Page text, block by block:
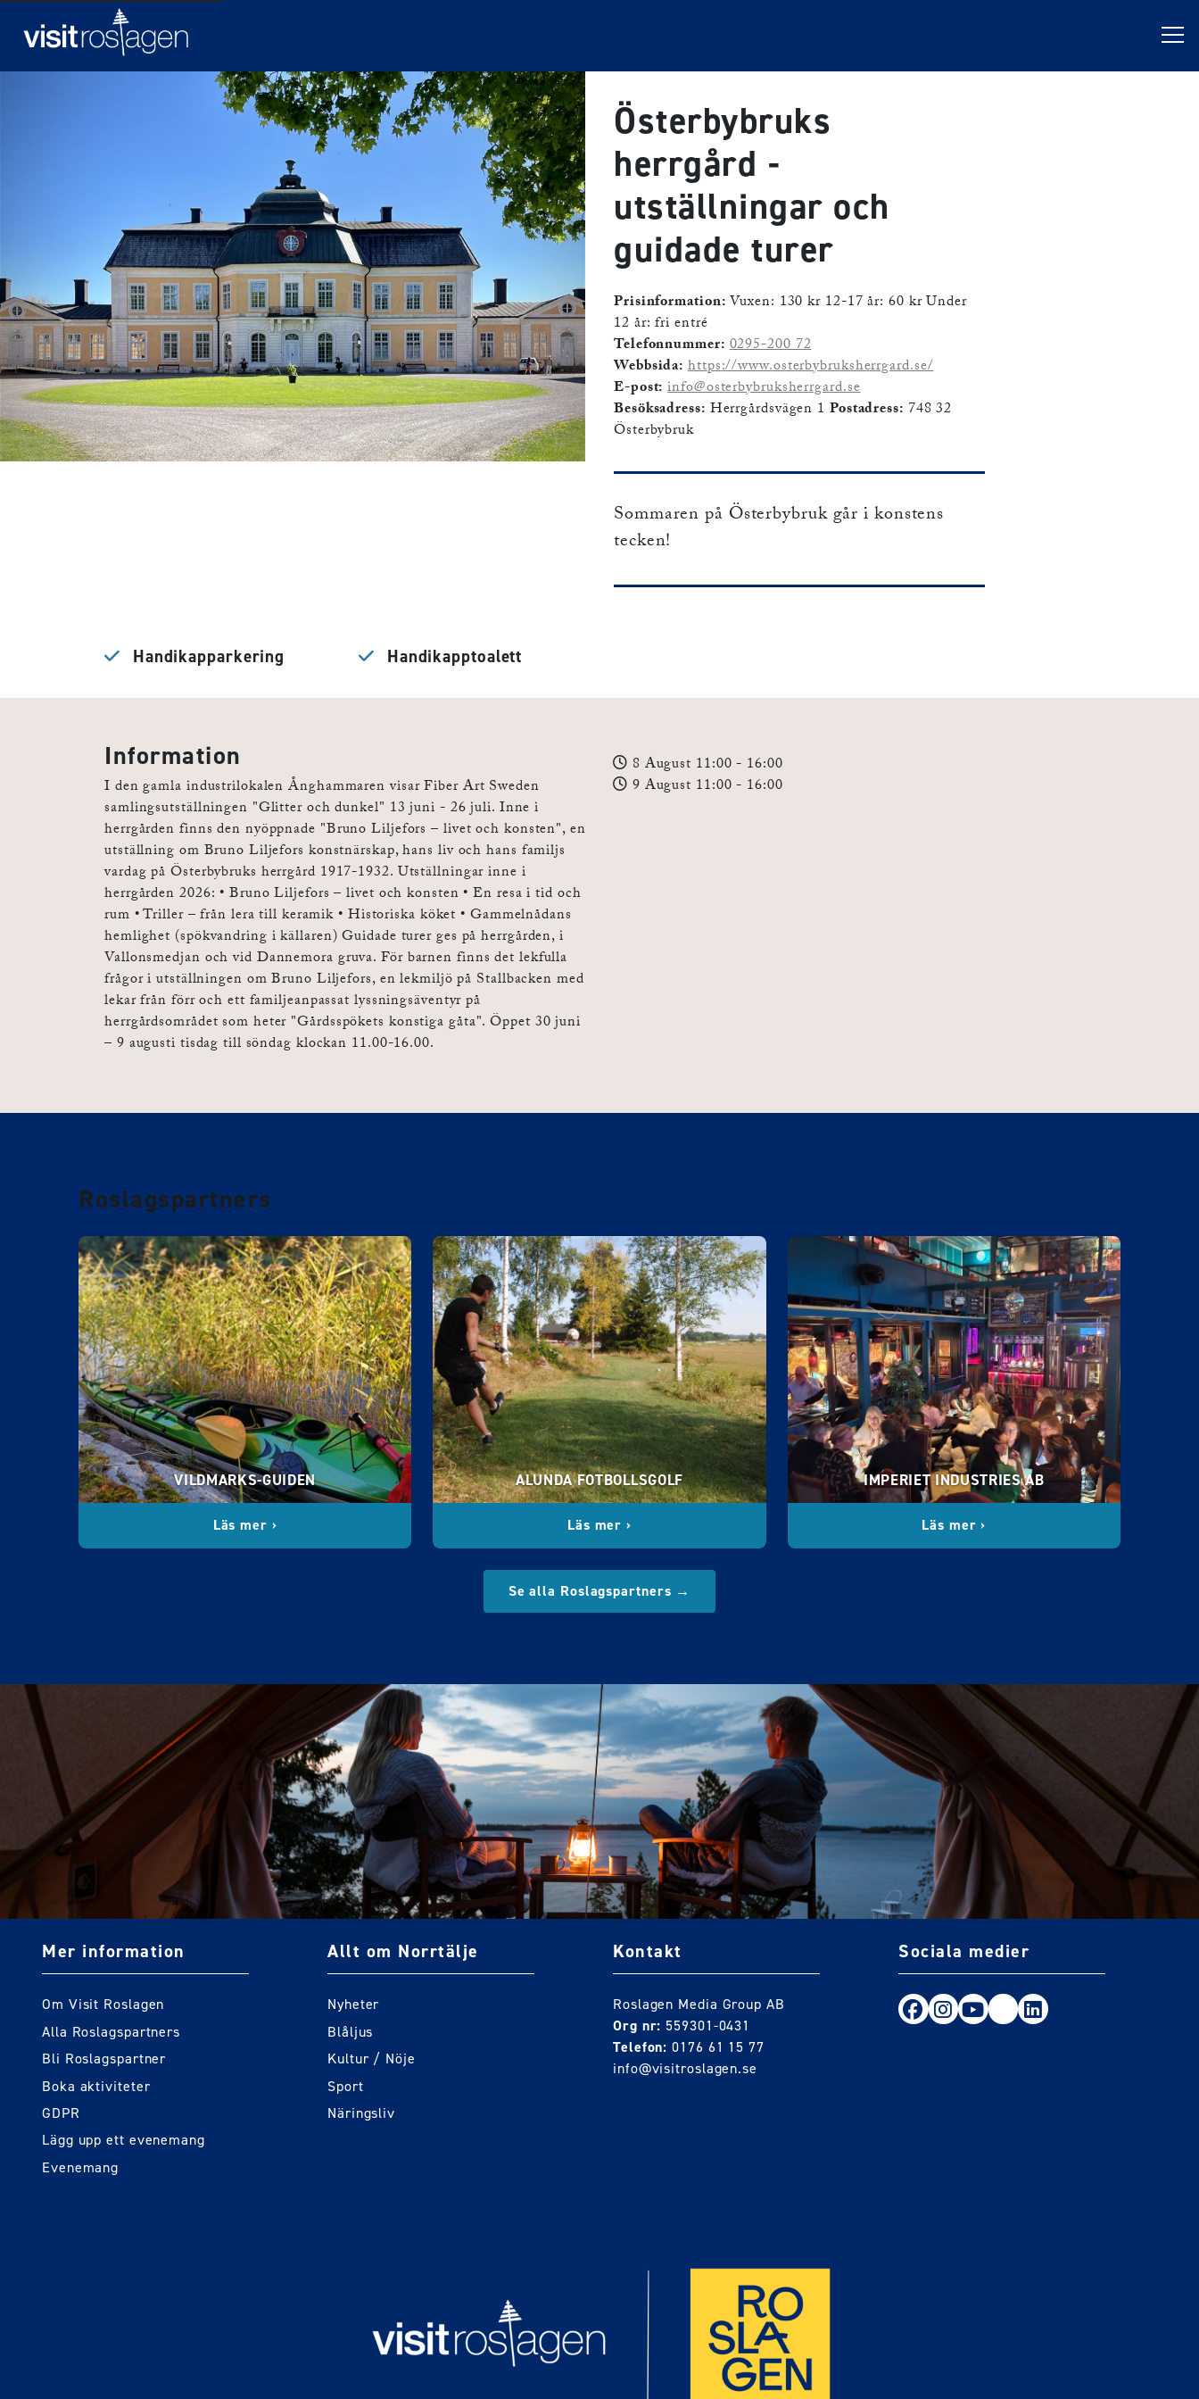
Österbybruks
herrgård -
utställningar och
guidade turer
Prisinformation:Vuxen: 130 kr 12-17 år: 60 kr Under
12 år: fri entré
Telefonnummer: 0295-200 72
Webbsida: https://www.osterbybruksherrgard.se/
E-post: info@osterbybruksherrgard.se
Besöksadress: Herrgårdsvägen 1 Postadress: 748 32
Österbybruk
Sommaren på Österbybruk går i konstens
tecken!
Handikapparkering Handikapptoalett
Information
I den gamla industrilokalen Ånghammaren visar Fiber Art Sweden
samlingsutställningen "Glitter och dunkel" 13 juni - 26 juli. Inne i
herrgården finns den nyöppnade "Bruno Liljefors – livet och konsten", en
utställning om Bruno Liljefors konstnärskap, hans liv och hans familjs
vardag på Österbybruks herrgård 1917-1932. Utställningar inne i
herrgården 2026: • Bruno Liljefors – livet och konsten • En resa i tid och
rum • Triller – från lera till keramik • Historiska köket • Gammelnådans
hemlighet (spökvandring i källaren) Guidade turer ges på herrgården, i
Vallonsmedjan och vid Dannemora gruva. För barnen finns det lekfulla
frågor i utställningen om Bruno Liljefors, en lekmiljö på Stallbacken med
lekar från förr och ett familjeanpassat lyssningsäventyr på
herrgårdsområdet som heter "Gårdsspökets konstiga gåta". Öppet 30 juni
– 9 augusti tisdag till söndag klockan 11.00-16.00.
8 August 11:00- 16:00
9 August 11:00- 16:00
Roslagspartners
VILDMARKS-GUIDEN
Läs mer ›
ALUNDA FOTBOLLSGOLF
Läs mer ›
IMPERIET INDUSTRIES AB
Läs mer ›
Se alla Roslagspartners →
Mer information
Om Visit Roslagen
Alla Roslagspartners
Bli Roslagspartner
Boka aktiviteter
GDPR
Lägg upp ett evenemang
Evenemang
Allt om Norrtälje
Nyheter
Blåljus
Kultur / Nöje
Sport
Näringsliv
Kontakt
Roslagen Media Group AB
Org nr: 559301-0431
Telefon: 0176 61 15 77
info@visitroslagen.se
Sociala medier
Följ oss på Facebook
Följ oss på Instagram
Följ oss på Youtube
TikTokLinkedIn